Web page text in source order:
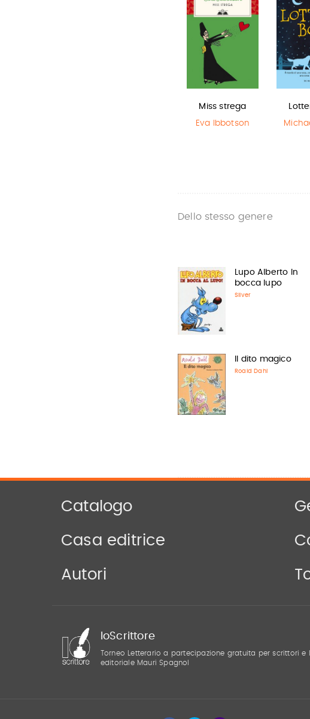
Miss strega
Eva Ibbotson
Dello stesso genere
Lupo Alberto In
bocca lupo
Silver
Il dito magico
Roald Dahl
Catalogo
Casa editrice
Autori
IoScrittore
Torneo Letterario a partecipazione gratuita per scrittori
editoriale Mauri Spagnol